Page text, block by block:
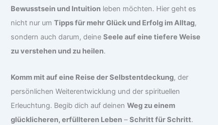
Bewusstsein und Intuition leben möchten. Hier geht es
nicht nur umTipps für mehr Glück und Erfolg im Alltag,
sondern auch darum, deineSeele auf eine tiefere Weise
zu verstehen und zu heilen.
Komm mit auf eine Reise der Selbstentdeckung, der
persönlichen Weiterentwicklung und der spirituellen
Erleuchtung. Begib dich auf deinenWeg zu einem
glücklicheren, erfüllteren Leben –Schritt für Schritt.